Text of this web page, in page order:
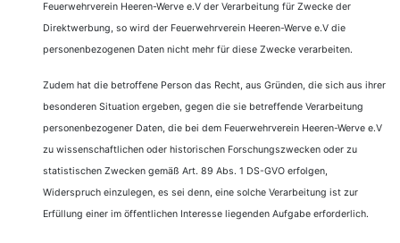
Feuerwehrverein Heeren-Werve e.V der Verarbeitung für Zwecke der
Direktwerbung, so wird der Feuerwehrverein Heeren-Werve e.V die
personenbezogenen Daten nicht mehr für diese Zwecke verarbeiten.
Zudem hat die betroffene Person das Recht, aus Gründen, die sich aus ihrer
besonderen Situation ergeben, gegen die sie betreffende Verarbeitung
personenbezogener Daten, die bei dem Feuerwehrverein Heeren-Werve e.V
zu wissenschaftlichen oder historischen Forschungszwecken oder zu
statistischen Zwecken gemäß Art. 89 Abs. 1 DS-GVO erfolgen,
Widerspruch einzulegen, es sei denn, eine solche Verarbeitung ist zur
Erfüllung einer im öffentlichen Interesse liegenden Aufgabe erforderlich.